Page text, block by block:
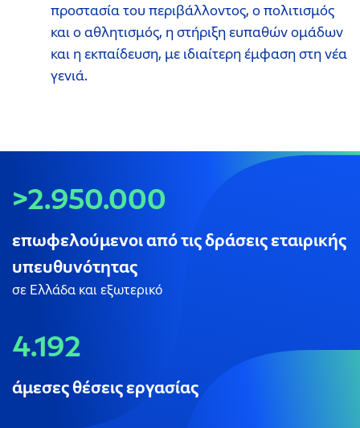
προστασία του περιβάλλοντος, ο πολιτισμός
και ο αθλητισμός, η στήριξη ευπαθών ομάδων
και η εκπαίδευση, με ιδιαίτερη έμφαση στη νέα
γενιά.
>2.950.000
επωφελούμενοι από τις δράσεις εταιρικής
υπευθυνότητας
σε Ελλάδα και εξωτερικό
4.192
άμεσες θέσεις εργασίας